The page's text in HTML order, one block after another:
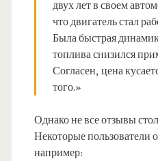
двух лет в своем
что двигатель стал
Была быстрая
топлива снизился
Согласен, цена
того.»
Однако не все отзывы
Некоторые пользователи
например: